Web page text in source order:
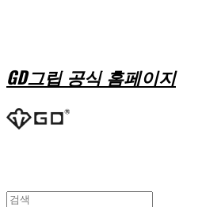
GD그립 공식 홈페이지